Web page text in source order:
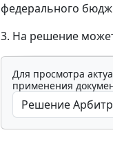
федерального
3. На решение
Для просмотра
применения